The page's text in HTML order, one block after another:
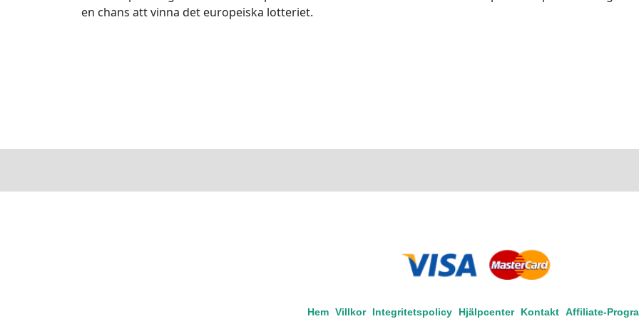
en chans att vinna det europeiska lotteriet.
Hem Villkor Integritetspolicy Hjälpcenter Kontakt Affiliate-